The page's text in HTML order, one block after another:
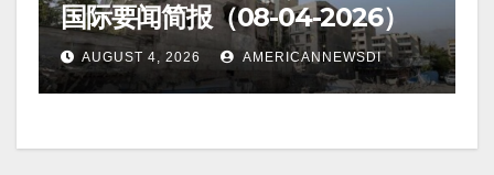
国际要闻简报（08-04-2026）
AUGUST 4, 2026 AMERICANNEWSDI